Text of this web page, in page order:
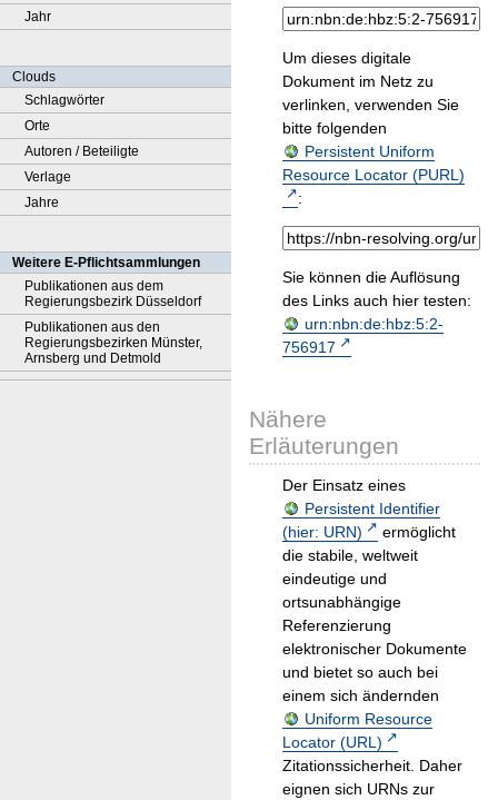
Jahr
Clouds
Schlagwörter
Orte
Autoren / Beteiligte
Verlage
Jahre
Weitere E-Pflichtsammlungen
Publikationen aus dem
Regierungsbezirk Düsseldorf
Publikationen aus den
Regierungsbezirken Münster,
Arnsberg und Detmold
Um dieses digitale
Dokument im Netz zu
verlinken, verwenden Sie
bitte folgenden
Persistent Uniform
Resource Locator (PURL)
:
Sie können die Auflösung
des Links auch hier testen:
urn:nbn:de:hbz:5:2-
756917
Nähere
Erläuterungen
Der Einsatz eines
Persistent Identifier
(hier: URN)
ermöglicht
die stabile, weltweit
eindeutige und
ortsunabhängige
Referenzierung
elektronischer Dokumente
und bietet so auch bei
einem sich ändernden
Uniform Resource
Locator (URL)
Zitationssicherheit. Daher
eignen sich URNs zur